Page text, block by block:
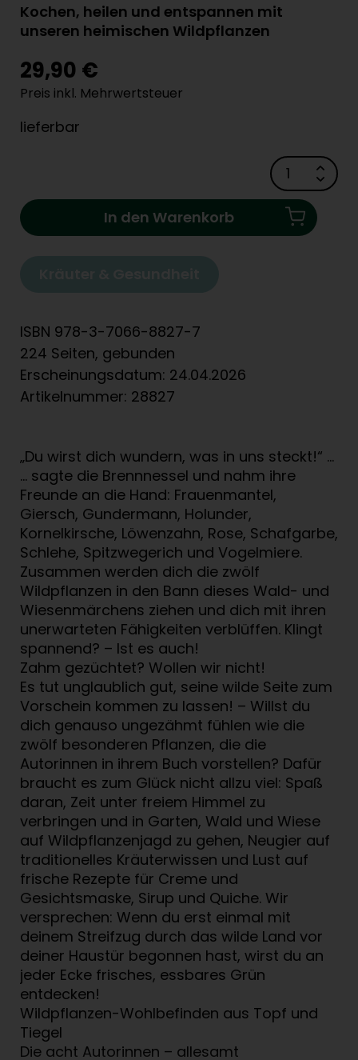
Kochen, heilen und entspannen mit
unseren heimischen Wildpflanzen
29,90 €
Preis inkl. Mehrwertsteuer
lieferbar
In den Warenkorb
ISBN 978-3-7066-8827-7
224 Seiten, gebunden
Erscheinungsdatum: 24.04.2026
Artikelnummer: 28827
„Du wirst dich wundern, was in uns steckt!“ …
… sagte die Brennnessel und nahm ihre
Freunde an die Hand: Frauenmantel,
Giersch, Gundermann, Holunder,
Kornelkirsche, Löwenzahn, Rose, Schafgarbe,
Schlehe, Spitzwegerich und Vogelmiere.
Zusammen werden dich die zwölf
Wildpflanzen in den Bann dieses Wald- und
Wiesenmärchens ziehen und dich mit ihren
unerwarteten Fähigkeiten verblüffen. Klingt
spannend? – Ist es auch!
Zahm gezüchtet? Wollen wir nicht!
Es tut unglaublich gut, seine wilde Seite zum
Vorschein kommen zu lassen! – Willst du
dich genauso ungezähmt fühlen wie die
zwölf besonderen Pflanzen, die die
Autorinnen in ihrem Buch vorstellen? Dafür
braucht es zum Glück nicht allzu viel: Spaß
daran, Zeit unter freiem Himmel zu
verbringen und in Garten, Wald und Wiese
auf Wildpflanzenjagd zu gehen, Neugier auf
traditionelles Kräuterwissen und Lust auf
frische Rezepte für Creme und
Gesichtsmaske, Sirup und Quiche. Wir
versprechen: Wenn du erst einmal mit
deinem Streifzug durch das wilde Land vor
deiner Haustür begonnen hast, wirst du an
jeder Ecke frisches, essbares Grün
entdecken!
Wildpflanzen-Wohlbefinden aus Topf und
Tiegel
Die acht Autorinnen – allesamt